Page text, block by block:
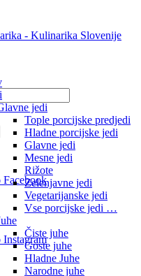
jedi
Tople porcijske predjedi
Hladne porcijske jedi
Glavne jedi
Mesne jedi
Rižote
Zelenjavne jedi
Vegetarijanske jedi
Vse porcijske jedi …
Čiste juhe
Goste juhe
Hladne Juhe
Narodne juhe